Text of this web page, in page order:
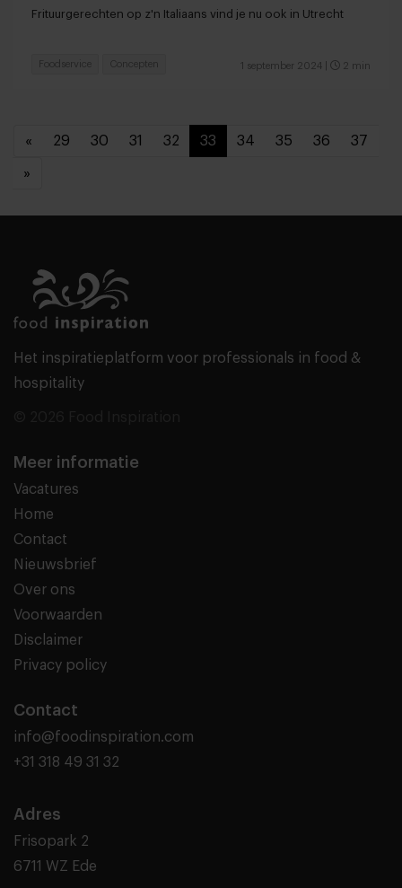
Frituurgerechten op z'n Italiaans vind je nu ook in Utrecht
1 september 2024 2 min
Foodservice Concepten
« 29 30 31 32 33 34 35 36 37
»
Het inspiratieplatform voor professionals in food &
hospitality
Meer informatie
Vacatures
Home
Contact
Nieuwsbrief
Over ons
Voorwaarden
Disclaimer
Privacy policy
Contact
info@foodinspiration.com
+31 318 49 31 32
Adres
Frisopark 2
6711 WZ Ede